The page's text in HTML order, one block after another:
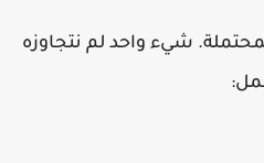
شيء واحد لم نتجاوزه